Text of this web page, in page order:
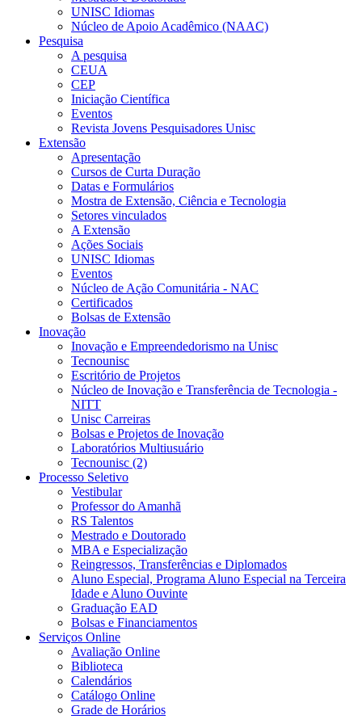
UNISC Idiomas
Núcleo de Apoio Acadêmico (NAAC)
Pesquisa
A pesquisa
CEUA
CEP
Iniciação Científica
Eventos
Revista Jovens Pesquisadores Unisc
Extensão
Apresentação
Cursos de Curta Duração
Datas e Formulários
Mostra de Extensão, Ciência e Tecnologia
Setores vinculados
A Extensão
Ações Sociais
UNISC Idiomas
Eventos
Núcleo de Ação Comunitária - NAC
Certificados
Bolsas de Extensão
Inovação
Inovação e Empreendedorismo na Unisc
Tecnounisc
Escritório de Projetos
Núcleo de Inovação e Transferência de Tecnologia -
NITT
Unisc Carreiras
Bolsas e Projetos de Inovação
Laboratórios Multiusuário
Tecnounisc (2)
Processo Seletivo
Vestibular
Professor do Amanhã
RS Talentos
Mestrado e Doutorado
MBA e Especialização
Reingressos, Transferências e Diplomados
Aluno Especial, Programa Aluno Especial na Terceira
Idade e Aluno Ouvinte
Graduação EAD
Bolsas e Financiamentos
Serviços Online
Avaliação Online
Biblioteca
Calendários
Catálogo Online
Grade de Horários